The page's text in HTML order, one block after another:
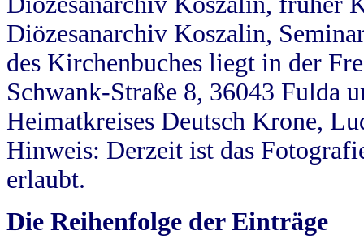
Diözesanarchiv Koszalin,
des Kirchenbuches liegt in der
Schwank-Straße 8, 36043 Fulda
Heimatkreises Deutsch Krone,
Hinweis: Derzeit ist das
erlaubt.
Die Reihenfolge der Einträge